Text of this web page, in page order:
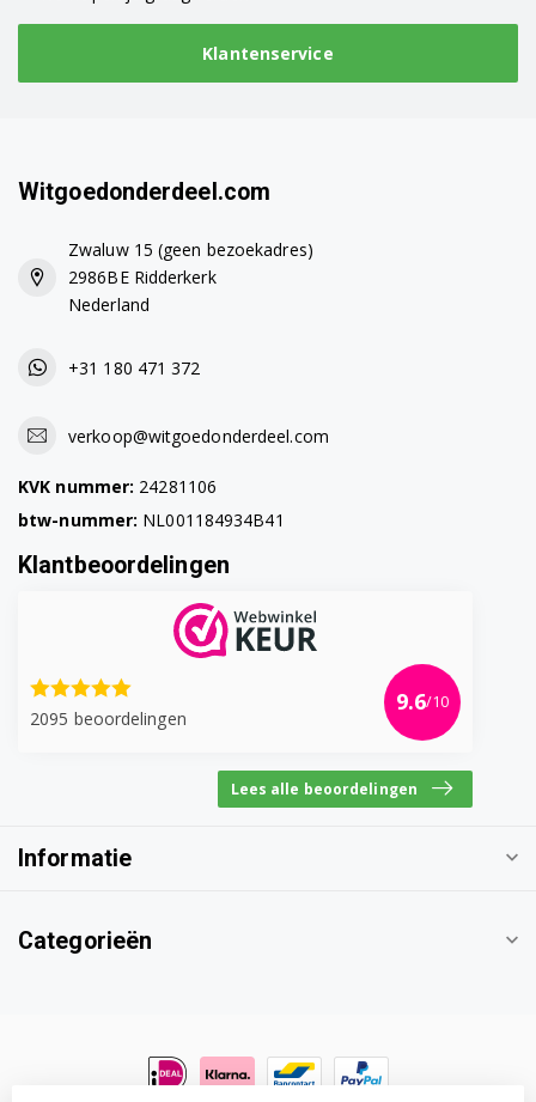
Klantenservice
Witgoedonderdeel.com
Zwaluw 15 (geen bezoekadres)
2986BE Ridderkerk
Nederland
+31 180 471 372
verkoop@witgoedonderdeel.com
KVK nummer: 24281106
btw-nummer: NL001184934B41
Klantbeoordelingen
2095 beoordelingen
9.6/10
Lees alle beoordelingen
Informatie
Categorieën